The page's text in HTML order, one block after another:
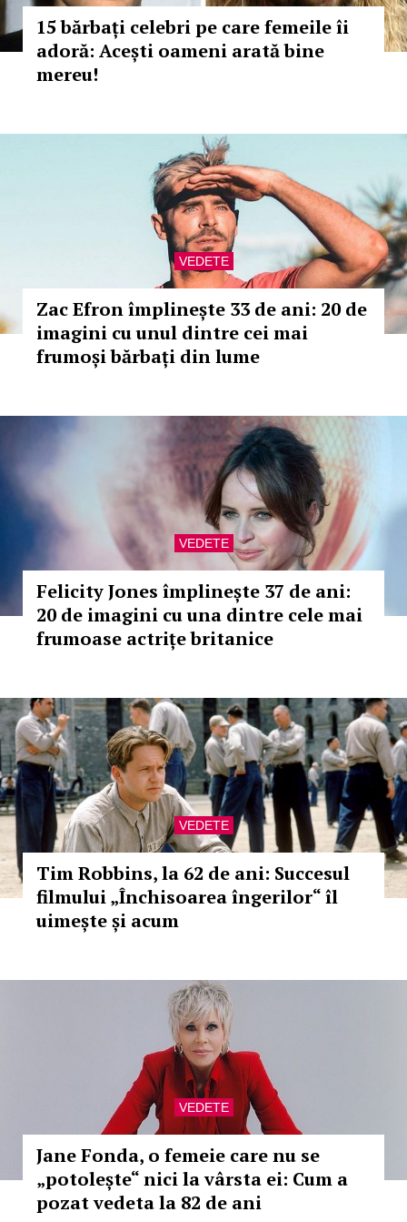
15 bărbați celebri pe care femeile îi
adoră: Acești oameni arată bine
mereu!
VEDETE
Zac Efron împlinește 33 de ani: 20 de
imagini cu unul dintre cei mai
frumoși bărbați din lume
VEDETE
Felicity Jones împlinește 37 de ani:
20 de imagini cu una dintre cele mai
frumoase actrițe britanice
VEDETE
Tim Robbins, la 62 de ani: Succesul
filmului „Închisoarea îngerilor“ îl
uimește și acum
VEDETE
Jane Fonda, o femeie care nu se
„potolește“ nici la vârsta ei: Cum a
pozat vedeta la 82 de ani